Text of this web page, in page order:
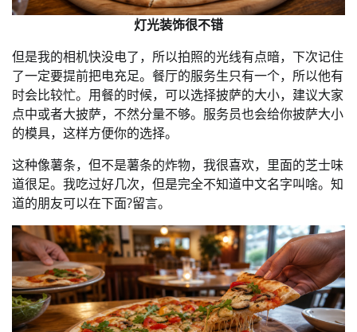
灯光装饰很不错
但是我的相机快没电了，所以拍照的光线有点暗，下次记住
了一定要提前把电充足。餐厅的服务生只有一个，所以他有
时会比较忙。用餐的时候，可以选择披萨的大小，建议大家
点中或者大披萨，不然分量不够。服务员也会给你披萨大小
的模具，这样方便你的选择。
这种像薯条，但不是薯条的炸物，我很喜欢，里面的芝士味
道很足。我吃过好几次，但是完全不知道中文名字叫啥。知
道的朋友可以在下面?留言。